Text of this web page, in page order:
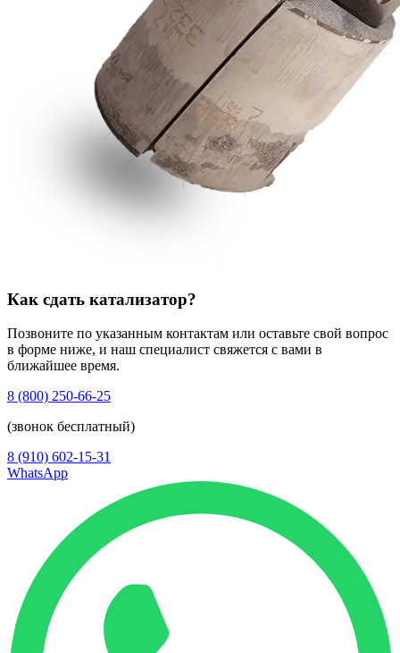
Как сдать катализатор?
Позвоните по указанным контактам или оставьте свой вопрос
в форме ниже, и наш специалист свяжется с вами в
ближайшее время.
8 (800) 250-66-25
(звонок бесплатный)
8 (910) 602-15-31
WhatsApp